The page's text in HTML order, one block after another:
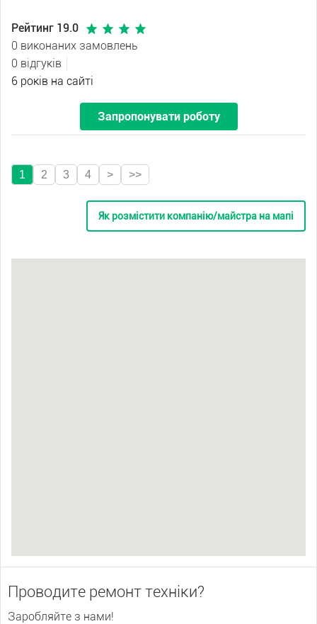
Рейтинг 19.0
0 виконаних замовлень
0 відгуків
6 років на сайті
Запропонувати роботу
1 2 3 4 > >>
Як розмістити компанію/майстра на мапі
Проводите ремонт техніки?
Заробляйте з нами!